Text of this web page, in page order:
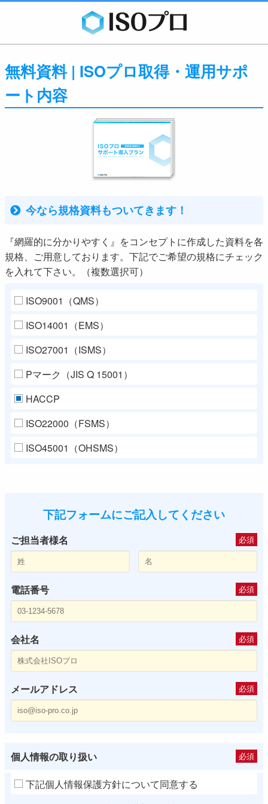
無料資料 | ISOプロ取得・運用サポ
ート内容
今なら規格資料もついてきます！
『網羅的に分かりやすく』をコンセプトに作成した資料を各
規格、ご用意しております。下記でご希望の規格にチェック
を入れて下さい。（複数選択可）
ISO9001（QMS）
ISO14001（EMS）
ISO27001（ISMS）
Pマーク（JIS Q 15001）
HACCP
ISO22000（FSMS）
ISO45001（OHSMS）
下記フォームにご記入してください
ご担当者様名 必須
電話番号 必須
会社名 必須
メールアドレス 必須
個人情報の取り扱い 必須
下記個人情報保護方針について同意する